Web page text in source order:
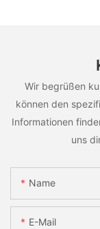
Wir begrüßen
können den
Informationen
uns
Name
E-Mail